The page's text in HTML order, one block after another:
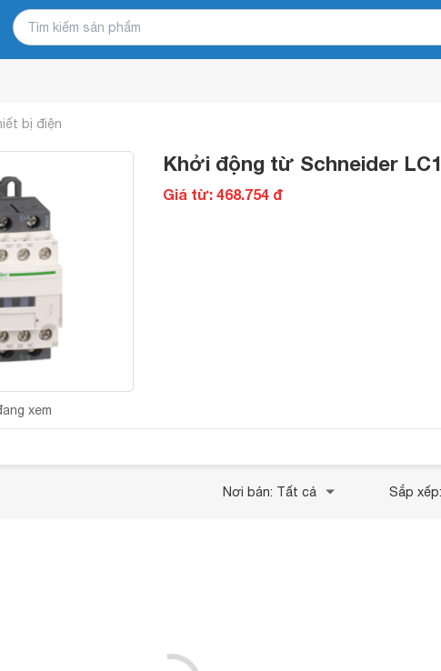
bị điện
xem
Khởi động từ Schneider
Giá từ: 468.754 đ
Nơi bán: Tất cả Sắp